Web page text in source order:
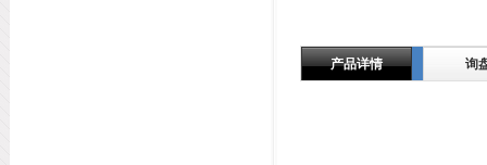
产品详情 询